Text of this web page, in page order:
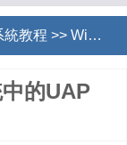
統教程 >> Windows Vista常見問題解答
的UAP